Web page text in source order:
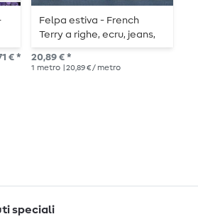
€ *
Felpa estiva - French
Terry a righe, ecru, jeans,
tinta in filo
20,89 € *
1 metro | 20,89 € / metro
speciali